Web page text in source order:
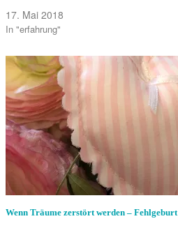
17. Mai 2018
In "erfahrung"
Wenn Träume zerstört werden – Fehlgeburt